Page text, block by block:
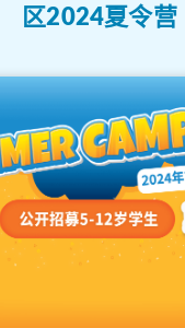
区2024夏令营